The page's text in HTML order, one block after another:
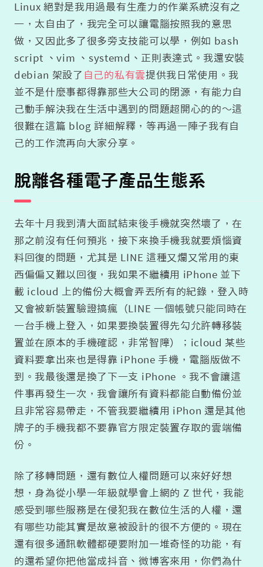
Linux 絕對是我用過最有生產力的作業系統沒有之
一，太自由了，我完全可以讓電腦按照我的意思
做，又因此多了很多旁支技能可以學，例如 bash
script 、vim 、systemd、正則表達式。我還安裝
debian 架設了 自己的私有雲提供我日常使用。我
並不是什麼事都得靠那些大公司的閉源，有能力自
己動手解決我在生活中遇到的問題超開心的的～這
很難在這篇 blog 詳細解釋，等再過一陣子我有自
己的工作流再向大家分享。
脫離各種電子產品生態系
去年十月我到清大面試結束後手機就突然壞了，在
那之前沒有任何預兆，接下來換手機我就要煩惱資
料回復的問題，尤其是 LINE 這種又爛又常用的東
西偏偏又難以回復，我如果不繼續用 iPhone 並下
載 icloud 上的備份大概會弄丟所有的紀錄，登入時
又會被新裝置驗證搞瘋（LINE 一個帳號只能同時在
一台手機上登入，如果要換裝置得先勾允許轉移裝
置並在原本的手機確認，非常智障）；icloud 某些
資料要拿出來也是得靠 iPhone 手機，電腦版做不
到。我最後還是換了下一支 iPhone 。我不會讓這
件事再發生一次，我會讓所有資料都能自動備份並
且非常容易帶走，不管我要繼續用 iPhon 還是其他
牌子的手機我都不要靠官方限定裝置存取的雲端備
份。
除了移轉問題，還有數位人權問題可以來好好想
想，身為從小學一年級就學會上網的 Z 世代，我能
感受到哪些服務是在侵犯我在數位生活的人權，還
有哪些功能其實是故意被設計的很不方便的。現在
還有很多通訊軟體都硬要附加一堆奇怪的功能，有
的還希望你把他當成抖音、微博客來用，你們為什